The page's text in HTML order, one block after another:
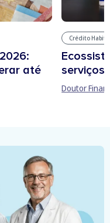
até
Crédito
serviços
Doutor